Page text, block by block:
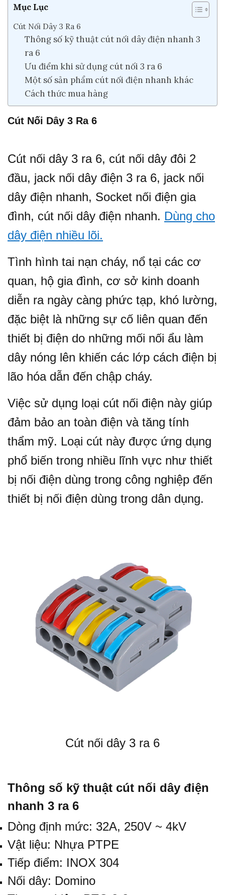
Mục Lục
Cút Nối Dây 3 Ra 6
Thông số kỹ thuật cút nối dây điện nhanh 3
ra 6
Ưu điểm khi sử dụng cút nối 3 ra 6
Một số sản phẩm cút nối điện nhanh khác
Cách thức mua hàng
Cút Nối Dây 3 Ra 6
Cút nối dây 3 ra 6, cút nối dây đôi 2
đầu, jack nối dây điện 3 ra 6, jack nối
dây điện nhanh, Socket nối điện gia
đình, cút nối dây điện nhanh. Dùng cho
dây điện nhiều lõi.
Tình hình tai nạn cháy, nổ tại các cơ
quan, hộ gia đình, cơ sở kinh doanh
diễn ra ngày càng phức tạp, khó lường,
đặc biệt là những sự cố liên quan đến
thiết bị điện do những mối nối ẩu làm
dây nóng lên khiến các lớp cách điện bị
lão hóa dẫn đến chập cháy.
Việc sử dụng loại cút nối điện này giúp
đảm bảo an toàn điện và tăng tính
thẩm mỹ. Loại cút này được ứng dụng
phổ biến trong nhiều lĩnh vực như thiết
bị nối điện dùng trong công nghiệp đến
thiết bị nối điện dùng trong dân dụng.
Cút nối dây 3 ra 6
Thông số kỹ thuật cút nối dây điện
nhanh 3 ra 6
Dòng định mức: 32A, 250V ~ 4kV
Vật liệu: Nhựa PTPE
Tiếp điểm: INOX 304
Nối dây: Domino